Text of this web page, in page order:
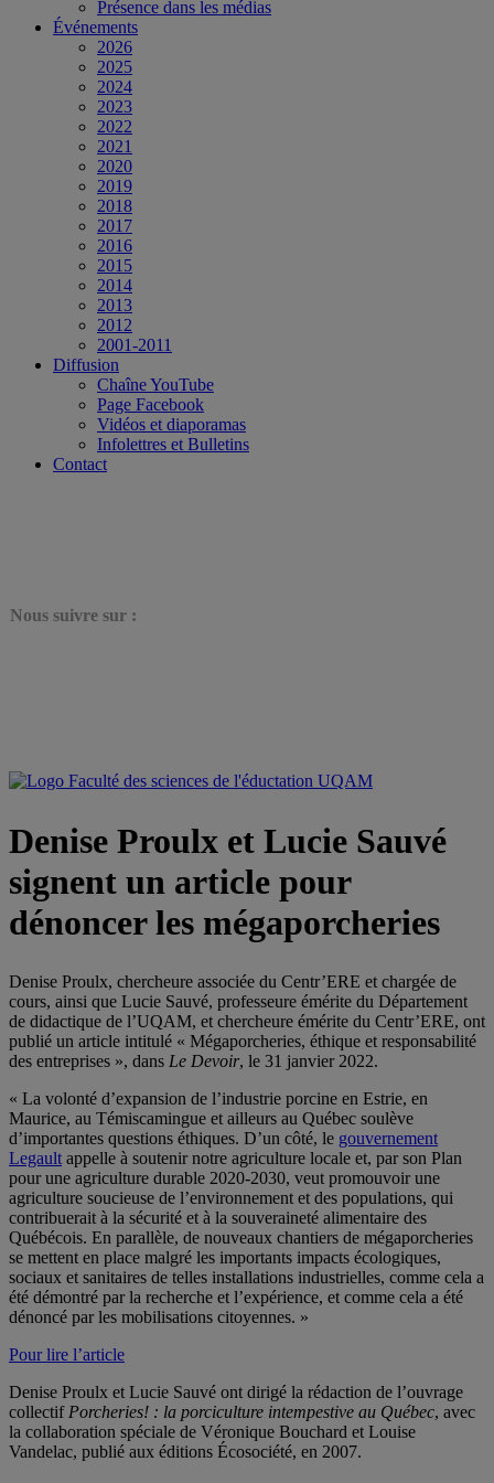
Présence dans les médias
Événements
2026
2025
2024
2023
2022
2021
2020
2019
2018
2017
2016
2015
2014
2013
2012
2001-2011
Diffusion
Chaîne YouTube
Page Facebook
Vidéos et diaporamas
Infolettres et Bulletins
Contact
Nous suivre sur :
Denise Proulx et Lucie Sauvé
signent un article pour
dénoncer les mégaporcheries
Denise Proulx, chercheure associée du Centr’ERE et chargée de
cours, ainsi que Lucie Sauvé, professeure émérite du Département
de didactique de l’UQAM, et chercheure émérite du Centr’ERE, ont
publié un article intitulé « Mégaporcheries, éthique et responsabilité
des entreprises », dans Le Devoir, le 31 janvier 2022.
« La volonté d’expansion de l’industrie porcine en Estrie, en
Maurice, au Témiscamingue et ailleurs au Québec soulève
d’importantes questions éthiques. D’un côté, le gouvernement
Legault appelle à soutenir notre agriculture locale et, par son Plan
pour une agriculture durable 2020-2030, veut promouvoir une
agriculture soucieuse de l’environnement et des populations, qui
contribuerait à la sécurité et à la souveraineté alimentaire des
Québécois. En parallèle, de nouveaux chantiers de mégaporcheries
se mettent en place malgré les importants impacts écologiques,
sociaux et sanitaires de telles installations industrielles, comme cela a
été démontré par la recherche et l’expérience, et comme cela a été
dénoncé par les mobilisations citoyennes. »
Pour lire l’article
Denise Proulx et Lucie Sauvé ont dirigé la rédaction de l’ouvrage
collectif Porcheries! : la porciculture intempestive au Québec, avec
la collaboration spéciale de Véronique Bouchard et Louise
Vandelac, publié aux éditions Écosociété, en 2007.